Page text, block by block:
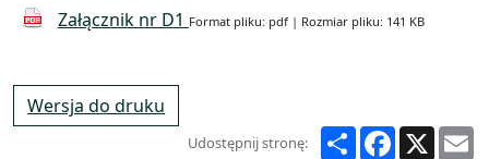
Załącznik nr D1 Format pliku: pdf | Rozmiar pliku: 141 KB
Wersja do druku
Udostępnij stronę: ShareFacebook
X